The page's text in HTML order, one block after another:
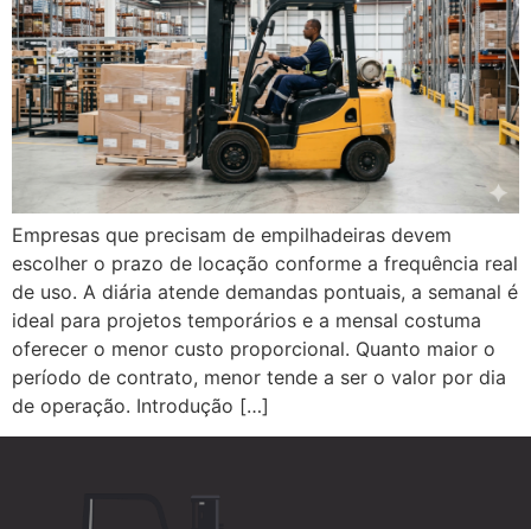
Empresas que precisam de empilhadeiras devem
escolher o prazo de locação conforme a frequência real
de uso. A diária atende demandas pontuais, a semanal é
ideal para projetos temporários e a mensal costuma
oferecer o menor custo proporcional. Quanto maior o
período de contrato, menor tende a ser o valor por dia
de operação. Introdução […]